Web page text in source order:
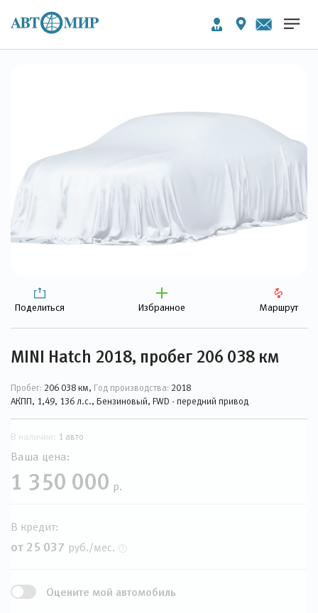
Поделиться Избранное Маршрут
MINI Hatch 2018, пробег 206 038 км
Пробег: 206 038 км, Год производства: 2018
АКПП, 1,49, 136 л.с., Бензиновый, FWD - передний привод
В наличии: 1 авто
Ваша цена:
1 350 000 р.
В кредит:
от 25 037 руб./мес.
Оцените мой автомобиль